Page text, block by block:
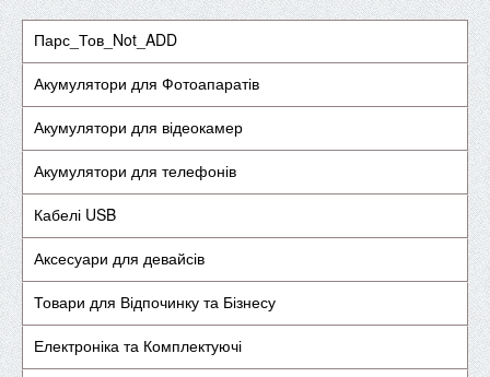
Парс_Тов_Not_ADD
Акумулятори для Фотоапаратів
Акумулятори для відеокамер
Акумулятори для телефонів
Кабелі USB
Аксесуари для девайсів
Товари для Відпочинку та Бізнесу
Електроніка та Комплектуючі